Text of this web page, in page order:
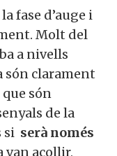
ideologia de
els
la hibrisdel
polític i
d’aquesta
fase d’auge